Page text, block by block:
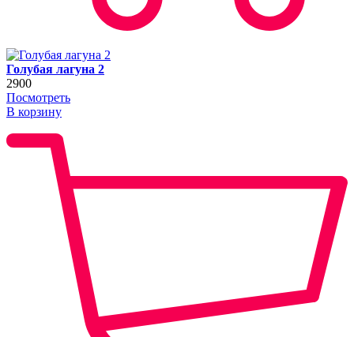
Голубая лагуна 2
2900
Посмотреть
В корзину